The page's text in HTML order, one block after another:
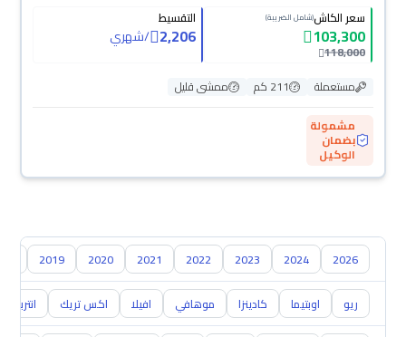
سعر الكاش(شامل الضريبة)
103,300
118,000
التقسيط
2,206
/شهري
مستعملة 211 كم
ممشى قليل
مشمولة
بضمان
الوكيل
2026
2024
2023
2022
2021
2020
2019
ريو اوبتيما كادينزا موهافي افيلا اكس تريك انتربريز